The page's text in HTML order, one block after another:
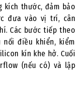
kích thước, đảm bảo
đưa vào vị trí, cân
Các bước tiếp theo
nối điều khiển, kiểm
kín khe hở. Cuối
(nếu có) và lập